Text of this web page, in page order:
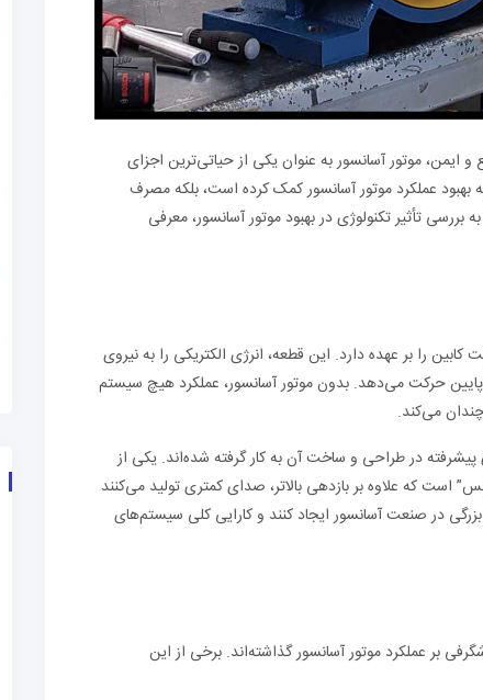
ایمن، موتور آسانسور به عنوان یکی از حیاتی‌ترین اجزای
عملکرد موتور آسانسور کمک کرده است، بلکه مصرف
تأثیر تکنولوژی در بهبود موتور آسانسور، معرفی
را بر عهده دارد. این قطعه، انرژی الکتریکی را به نیروی
پایین حرکت می‌دهد. بدون موتور آسانسور، عملکرد هیچ سیستم
می‌کند.
در طراحی و ساخت آن به کار گرفته شده‌اند. یکی از
است که علاوه بر بازدهی بالاتر، صدای کمتری تولید می‌کنند
در صنعت آسانسور ایجاد کنند و کارایی کلی سیستم‌های
بر عملکرد موتور آسانسور گذاشته‌اند. برخی از این